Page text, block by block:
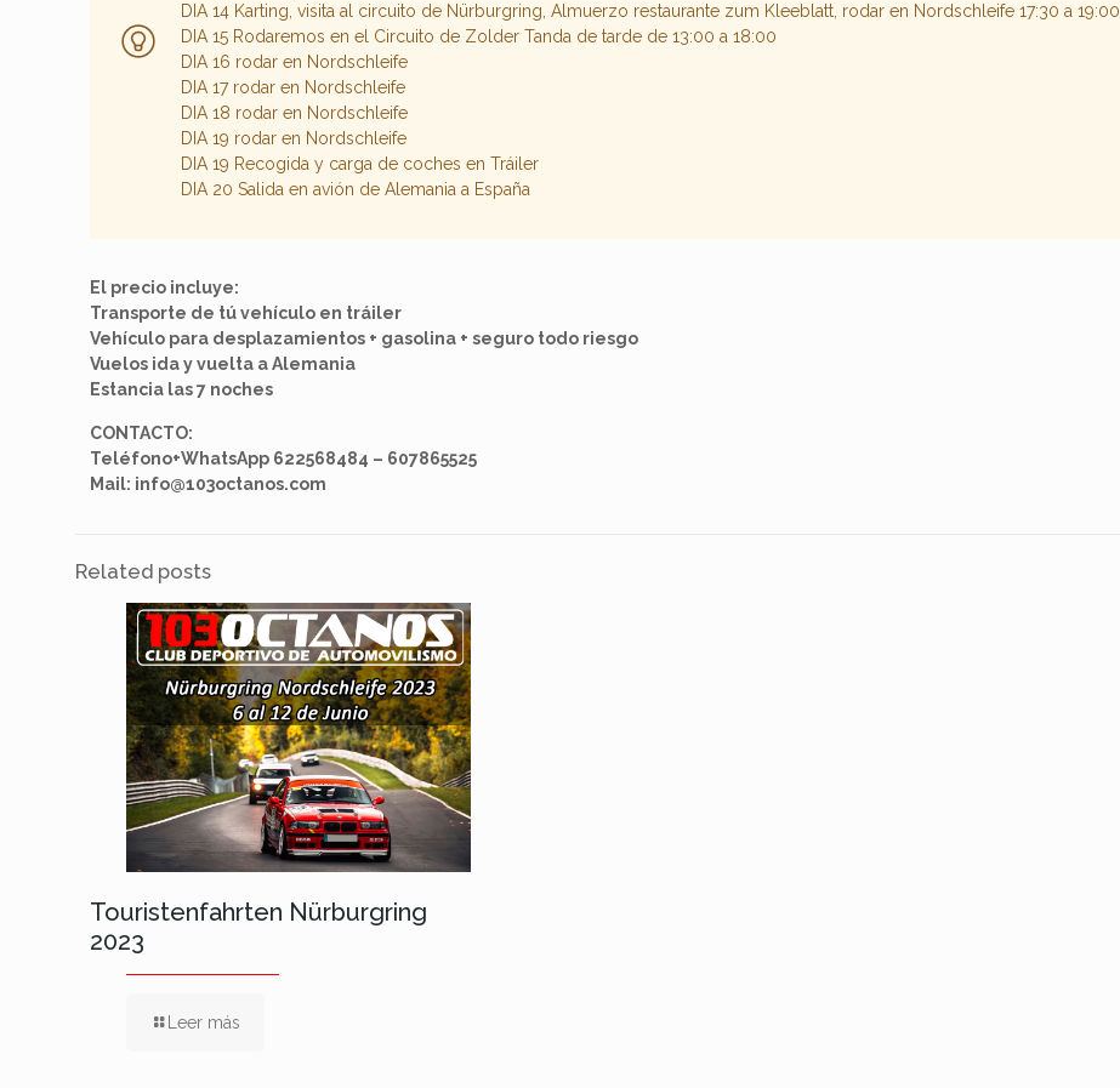
DIA 14 Karting, visita al circuito de Nürburgring, Almuerzo restaurante zum Kleeblatt, rodar en Nordschleife 17:30 a 19:00
DIA 15 Rodaremos en el Circuito de Zolder Tanda de tarde de 13:00 a 18:00
DIA 16 rodar en Nordschleife
DIA 17 rodar en Nordschleife
DIA 18 rodar en Nordschleife
DIA 19 rodar en Nordschleife
DIA 19 Recogida y carga de coches en Tráiler
DIA 20 Salida en avión de Alemania a España
El precio incluye:
Transporte de tú vehículo en tráiler
Vehículo para desplazamientos + gasolina + seguro todo riesgo
Vuelos ida y vuelta a Alemania
Estancia las 7 noches
CONTACTO:
Teléfono+WhatsApp 622568484 – 607865525
Mail: info@103octanos.com
Related posts
Touristenfahrten Nürburgring
2023
Leer más